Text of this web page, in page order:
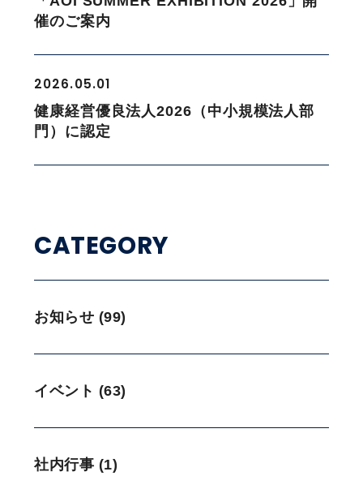
催のご案内
2026.05.01
健康経営優良法人2026（中小規模法人部
門）に認定
CATEGORY
お知らせ (99)
イベント (63)
社内行事 (1)